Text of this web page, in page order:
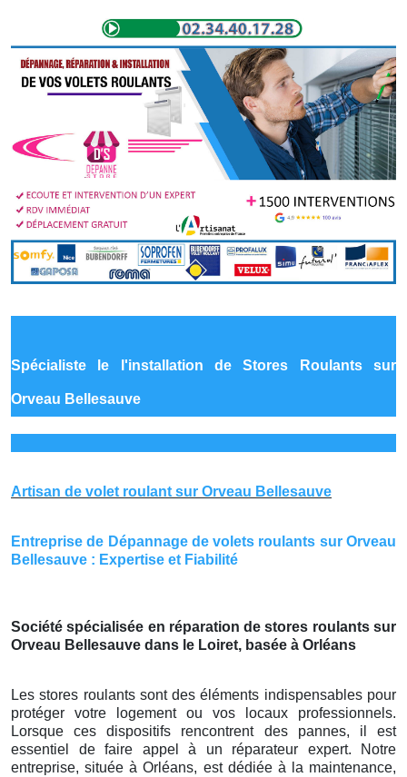
Spécialiste le l'installation de Stores Roulants sur
Orveau Bellesauve
Artisan de volet roulant sur Orveau Bellesauve
Entreprise de Dépannage de volets roulants sur Orveau
Bellesauve : Expertise et Fiabilité
Société spécialisée en réparation de stores roulants sur
Orveau Bellesauve dans le Loiret, basée à Orléans
Les stores roulants sont des éléments indispensables pour
protéger votre logement ou vos locaux professionnels.
Lorsque ces dispositifs rencontrent des pannes, il est
essentiel de faire appel à un réparateur expert. Notre
entreprise, située à Orléans, est dédiée à la maintenance,